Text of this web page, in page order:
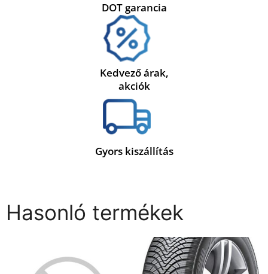
DOT garancia
Kedvező árak,
akciók
Gyors kiszállítás
Hasonló termékek